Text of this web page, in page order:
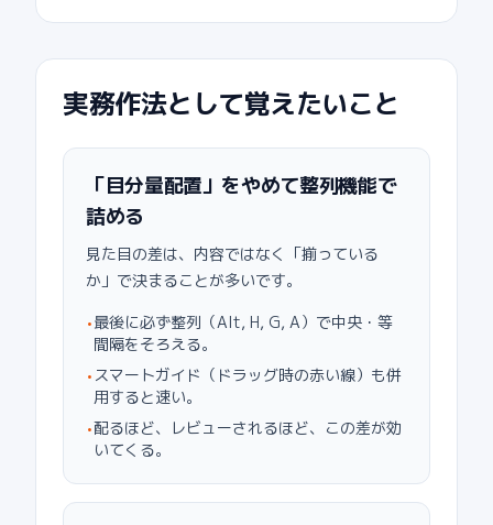
実務作法として覚えたいこと
「目分量配置」をやめて整列機能で
詰める
見た目の差は、内容ではなく「揃っている
か」で決まることが多いです。
•最後に必ず整列（Alt, H, G, A）で中央・等
間隔をそろえる。
• スマートガイド（ドラッグ時の赤い線）も併
用すると速い。
•配るほど、レビューされるほど、この差が効
いてくる。